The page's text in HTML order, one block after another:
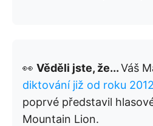
👀 Věděli jste, že...Váš
diktování již od roku 2012
poprvé představil
Mountain Lion.